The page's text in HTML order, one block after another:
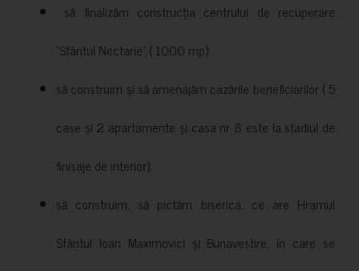
să finalizăm construcția centrului de recuperare
”Sfântul Nectarie” ( 1000 mp);
să construim și să amenajăm cazările beneficiarilor ( 5
case și 2 apartamente și casa nr 8 este la stadiul de
finisaje de interior);
să construim, să pictăm biserica, ce are Hramul
Sfântul Ioan Maximovici și Bunavestire, în care se